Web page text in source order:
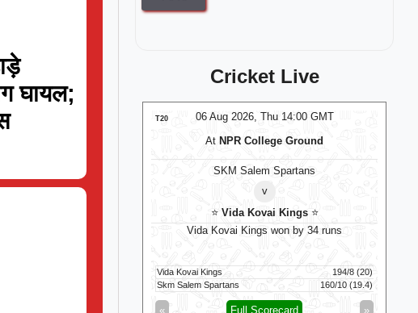
घायल;
Cricket Live
Thu 14:00 GMT
v
06 Aug 2026, Thu 14:00 GMT
T20
At NPR College Ground
SKM Salem Spartans
v
⭐Vida Kovai Kings ⭐
Vida Kovai Kings won by 34 runs
Vida Kovai Kings
194/8 (20)
Skm Salem Spartans
160/10 (19.4)
« »
Full Scorecard